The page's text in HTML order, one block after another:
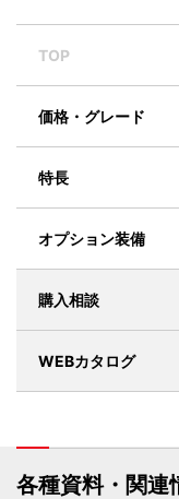
TOP
価格・グレード
特長
オプション装備
購入相談
WEBカタログ
各種資料・関連